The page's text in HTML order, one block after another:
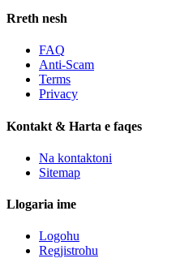
Rreth nesh
FAQ
Anti-Scam
Terms
Privacy
Kontakt & Harta e faqes
Na kontaktoni
Sitemap
Llogaria ime
Logohu
Regjistrohu